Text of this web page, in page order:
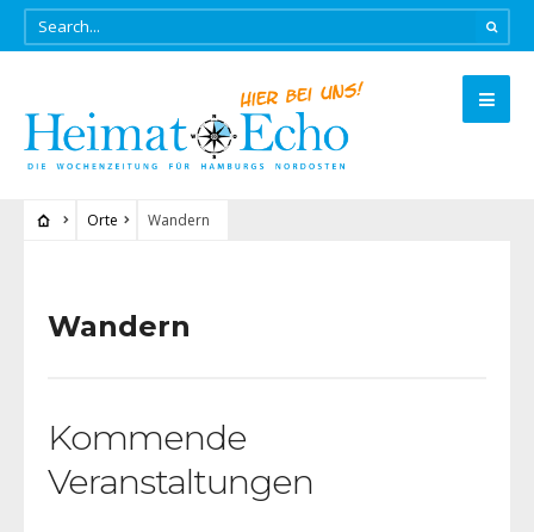
Orte Wandern
Wandern
Kommende
Veranstaltungen